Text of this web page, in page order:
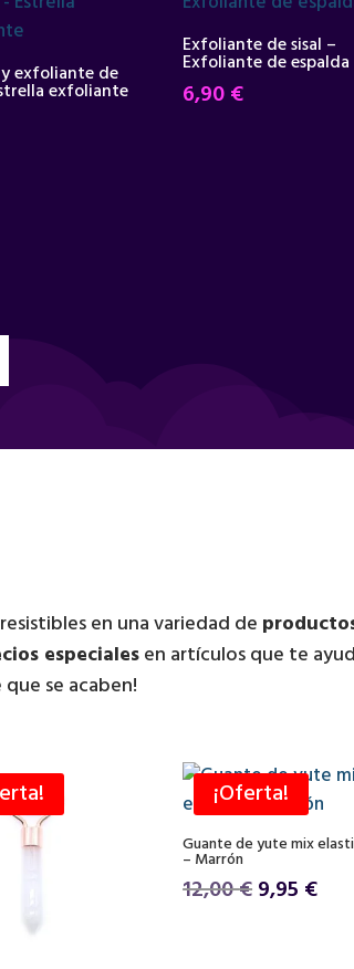
y exfoliante de
exfoliante
Exfoliante de sisal –
Exfoliante de espalda
6,90€
en una variedad de
especialesen artículos que te
se acaben!
¡Oferta!
Guante de yute mix
– Marrón
12,00€El
9,95 €El